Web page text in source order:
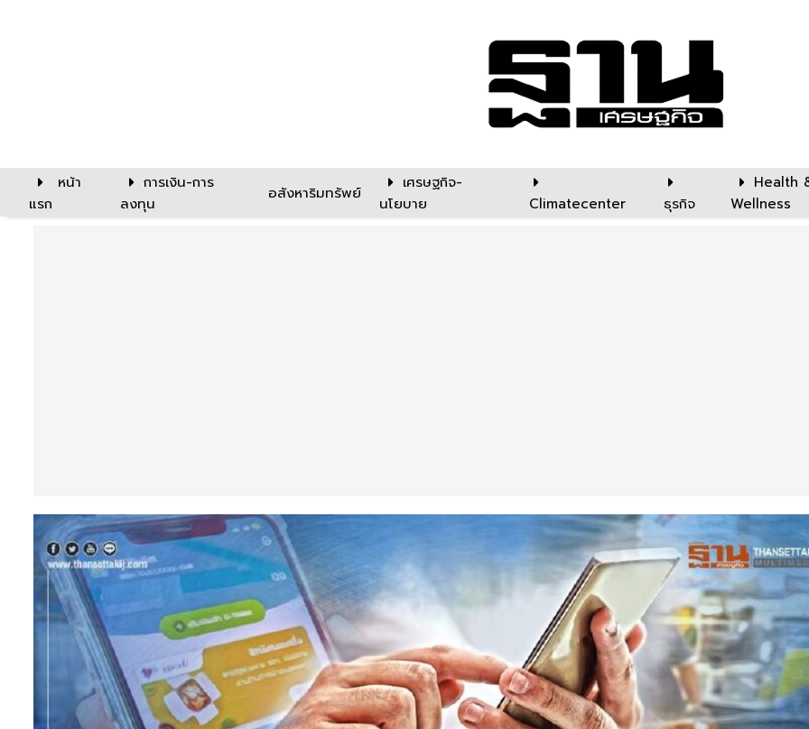
หน้า
แรก
การเงิน-การ
ลงทุน
อสังหาริมทรัพย์
เศรษฐกิจ-
นโยบาย
Climatecenter ธุรกิจ
Health
Wellness